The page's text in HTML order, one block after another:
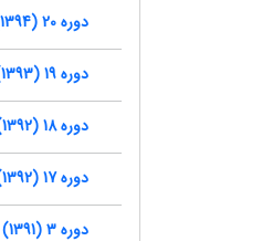
دوره 20 (1394)
دوره 19 (1393)
دوره 18 (1392)
دوره 17 (1392)
دوره 3 (1391)